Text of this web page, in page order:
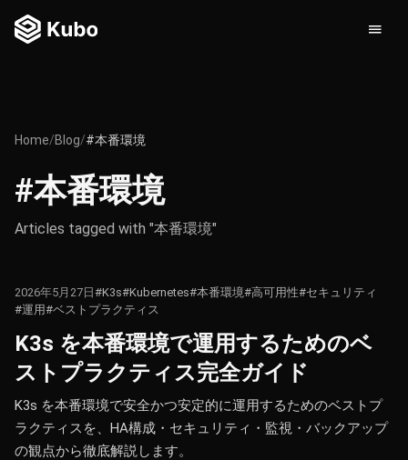
Home/Blog/#本番環境
#本番環境
Articles tagged with "本番環境"
2026年5月27日 #K3s#Kubernetes#本番環境#高可用性#セキュリティ
#運用#ベストプラクティス
K3s を本番環境で運用するためのベ
ストプラクティス完全ガイド
K3s を本番環境で安全かつ安定的に運用するためのベストプ
ラクティスを、HA構成・セキュリティ・監視・バックアップ
の観点から徹底解説します。